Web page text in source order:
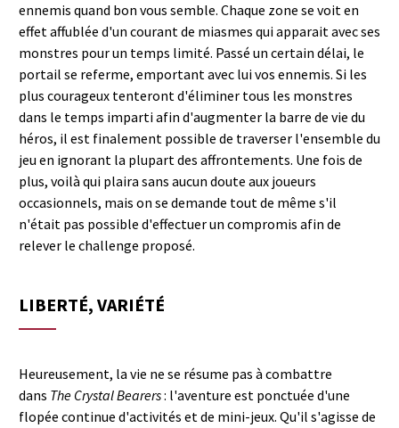
ennemis quand bon vous semble. Chaque zone se voit en
effet affublée d'un courant de miasmes qui apparait avec ses
monstres pour un temps limité. Passé un certain délai, le
portail se referme, emportant avec lui vos ennemis. Si les
plus courageux tenteront d'éliminer tous les monstres
dans le temps imparti afin d'augmenter la barre de vie du
héros, il est finalement possible de traverser l'ensemble du
jeu en ignorant la plupart des affrontements. Une fois de
plus, voilà qui plaira sans aucun doute aux joueurs
occasionnels, mais on se demande tout de même s'il
n'était pas possible d'effectuer un compromis afin de
relever le challenge proposé.
LIBERTÉ, VARIÉTÉ
Heureusement, la vie ne se résume pas à combattre
dans The Crystal Bearers: l'aventure est ponctuée d'une
flopée continue d'activités et de mini-jeux. Qu'il s'agisse de